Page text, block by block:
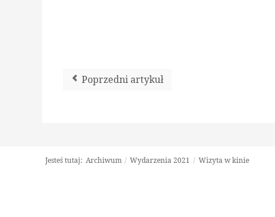
Poprzedni artykuł
Jesteś tutaj: Archiwum / Wydarzenia 2021 / Wizyta w kinie